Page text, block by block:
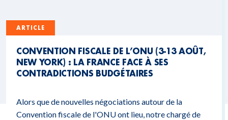
ARTICLE
CONVENTION FISCALE DE L’ONU (3-13 AOÛT,
NEW YORK) : LA FRANCE FACE À SES
CONTRADICTIONS BUDGÉTAIRES
Alors que de nouvelles négociations autour de la
Convention fiscale de l'ONU ont lieu, notre chargé de